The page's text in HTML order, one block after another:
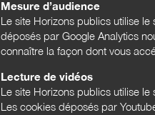
Mesure d’audience
Le site Horizons publics utilise
déposés par Google Analytics
connaître la façon dont vous
Lecture de vidéos
Le site Horizons publics utilise
Les cookies déposés par